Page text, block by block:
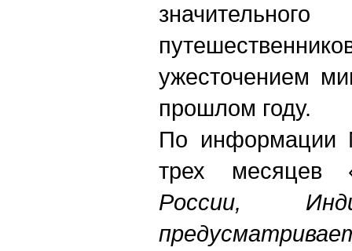
ужесточением
прошлом году.
По информации
трех месяцев
России,